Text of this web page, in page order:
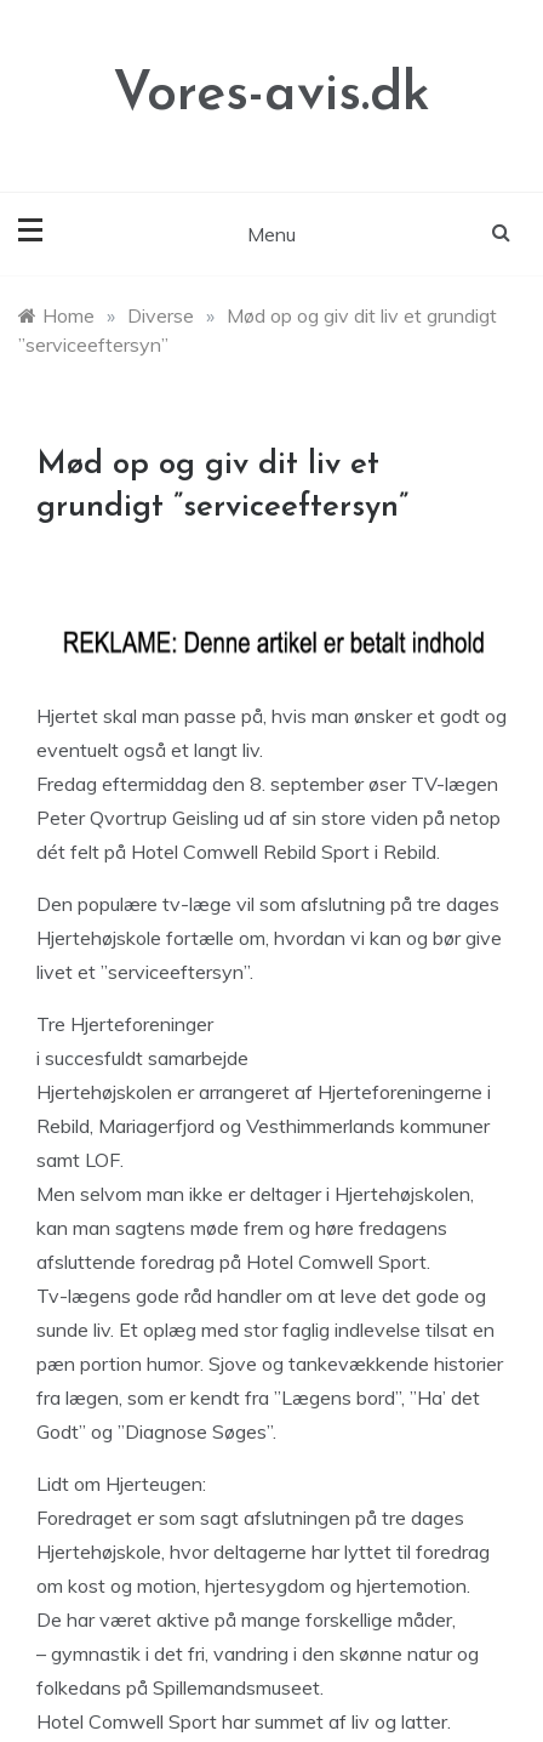
Vores-avis.dk
Menu
Home » Diverse » Mød op og giv dit liv et grundigt
”serviceeftersyn”
Mød op og giv dit liv et
grundigt ”serviceeftersyn”
Hjertet skal man passe på, hvis man ønsker et godt og
eventuelt også et langt liv.
Fredag eftermiddag den 8. september øser TV-lægen
Peter Qvortrup Geisling ud af sin store viden på netop
dét felt på Hotel Comwell Rebild Sport i Rebild.
Den populære tv-læge vil som afslutning på tre dages
Hjertehøjskole fortælle om, hvordan vi kan og bør give
livet et ”serviceeftersyn”.
Tre Hjerteforeninger
i succesfuldt samarbejde
Hjertehøjskolen er arrangeret af Hjerteforeningerne i
Rebild, Mariagerfjord og Vesthimmerlands kommuner
samt LOF.
Men selvom man ikke er deltager i Hjertehøjskolen,
kan man sagtens møde frem og høre fredagens
afsluttende foredrag på Hotel Comwell Sport.
Tv-lægens gode råd handler om at leve det gode og
sunde liv. Et oplæg med stor faglig indlevelse tilsat en
pæn portion humor. Sjove og tankevækkende historier
fra lægen, som er kendt fra ”Lægens bord”, ”Ha’ det
Godt” og ”Diagnose Søges”.
Lidt om Hjerteugen:
Foredraget er som sagt afslutningen på tre dages
Hjertehøjskole, hvor deltagerne har lyttet til foredrag
om kost og motion, hjertesygdom og hjertemotion.
De har været aktive på mange forskellige måder,
– gymnastik i det fri, vandring i den skønne natur og
folkedans på Spillemandsmuseet.
Hotel Comwell Sport har summet af liv og latter.